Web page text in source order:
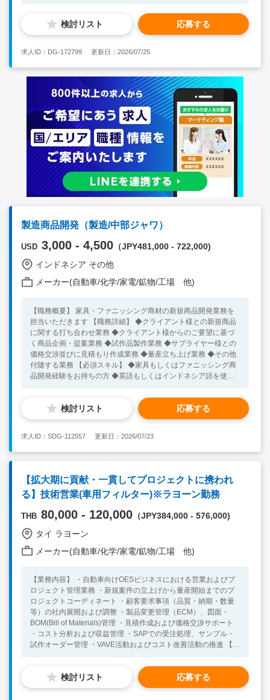
ード：中国日系企業就職 中国勤務 無料斡旋サービス
検討リスト 応募する
求人ID：DG-172799 更新日：2026/07/25
製造商品開発（製造/中部ジャワ）
USD 3,000 - 4,500 （JPY481,000 - 722,000)
インドネシア その他
メーカー(自動車/化学/家電/鉱物/工場 他)
【職務概要】 家具・ファニッシング商材の新規商品開発業務を
担当いただきます 【職務詳細】 ◆クライアント様との新規商品
に関する打ち合わせ業務 ◆クライアント様からのご要望に基づ
く商品企画・提案業務 ◆試作品製作業務 ◆サプライヤー様との
価格交渉並びに見積もり作成業務 ◆量産立ち上げ業務 ◆その他
付随する業務 【必須スキル】 ◆家具もしくはファニッシング商
品開発経験をお持ちの方 ◆英語もしくはインドネシア語を使用
験をお持ちの方 ◆親和性のある業界経験をお持ちの方
検討リスト 応募する
求人ID：SDG-112557 更新日：2026/07/23
【拡大期に貢献・一貫してプロジェクトに携われ
る】技術営業(車用フィルター)※ラヨーン勤務
THB 80,000 - 120,000 （JPY384,000 - 576,000)
タイ ラヨーン
メーカー(自動車/化学/家電/鉱物/工場 他)
【業務内容】 ・自動車向けOESビジネスにおける営業およびプ
ロジェクト管理業務 ・新規案件の立上げから量産開始までのプ
ロジェクトコーディネート ・顧客要求事項（品質・納期・数量
等）の社内展開および調整 ・製品変更管理（ECM）、図面・
BOM(Bill of Materials)管理 ・見積作成および価格交渉サポート
・コスト分析および収益管理 ・SAPでの受注処理、サンプル・
試作オーダー管理 ・VAVE活動およびコスト改善活動の推進 【組
チーム：2名（マネージャーとエンジニア） 【言語、言語レベ
ル】 英語：日常会話レベル以上（社内外コミュニケーション）
【必須要件】 ・3年以上製造業で経験があり、立上げから量産開
検討リスト 応募する